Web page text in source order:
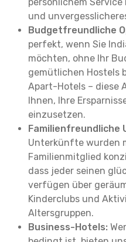
und
Budgetfreundliche
perfekt, wenn Sie
möchten, ohne Ihr
gemütlichen Hostels
Apart-Hotels – diese
Ihnen, Ihre
einzusetzen.
Familienfreundliche
Unterkünfte wurden
Familienmitglied
dass jeder seinen
verfügen über
Kinderclubs und
Altersgruppen.
Business-Hotels: